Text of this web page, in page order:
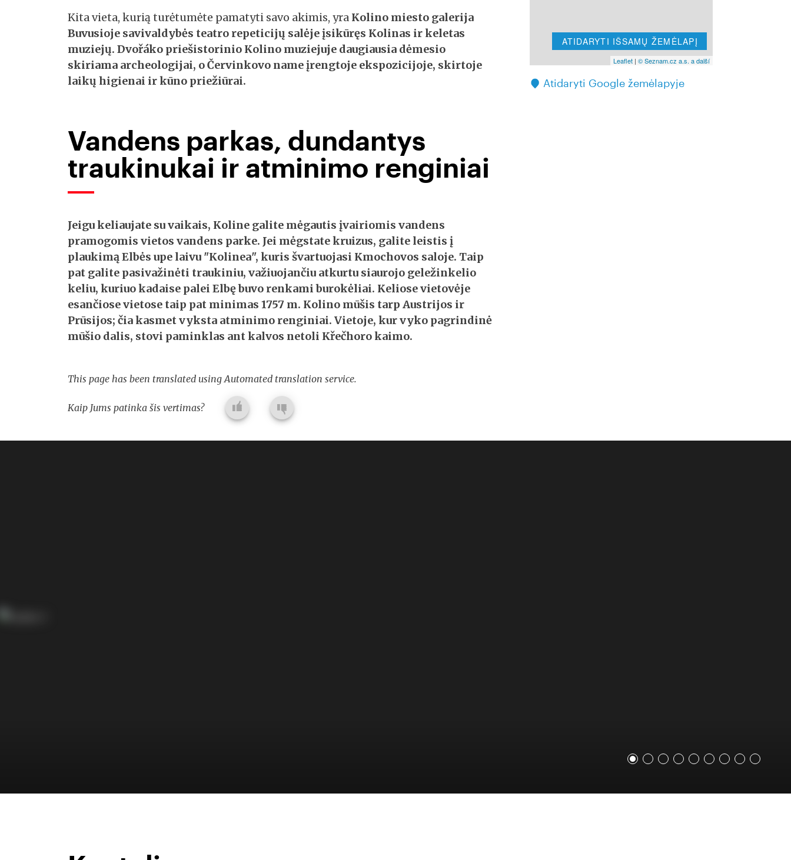
Kita vieta, kurią turėtumėte pamatyti savo akimis, yra Kolino miesto galerija
Buvusioje savivaldybės teatro repeticijų salėje įsikūręs Kolinas ir keletas
muziejų. Dvořáko priešistorinio Kolino muziejuje daugiausia dėmesio
skiriama archeologijai, oČervinkovo nameįrengtoje ekspozicijoje, skirtoje
laikų higienai ir kūno priežiūrai.
Vandens parkas, dundantys
traukinukai ir atminimo renginiai
Jeigu keliaujate su vaikais, Koline galite mėgautis įvairiomis vandens
pramogomis vietos vandens parke. Jei mėgstate kruizus, galite leistis į
plaukimą Elbės upe laivu "Kolinea", kuris švartuojasi Kmochovos saloje. Taip
pat galite pasivažinėti traukiniu, važiuojančiu atkurtu siaurojo geležinkelio
keliu, kuriuo kadaise palei Elbę buvo renkamiburokėliai. Keliose vietovėje
esančiose vietose taip pat minimas 1757 m. Kolino mūšis tarp Austrijos ir
Prūsijos; čia kasmet vyksta atminimo renginiai. Vietoje, kur vyko pagrindinė
mūšio dalis, stovi paminklas ant kalvos netoli Křečhoro kaimo.
This page has been translated using Automated translation service.
Kaip Jums patinka šis vertimas?
ATIDARYTI IŠSAMŲ ŽEMĖLAPĮ
Leaflet| © Seznam.cz a.s. a další
Atidaryti Google žemėlapyje